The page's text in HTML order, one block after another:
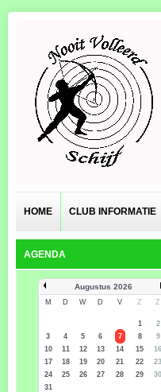
HOME CLUB INFORMATIE
AGENDA
Augustus 2026
M D W D V Z Z
1
2
3
4 5 6 7 8
9
10
11 12 13 14 15
16
17
18 19 20 21 22
23
24
25 26 27 28 29
30
31